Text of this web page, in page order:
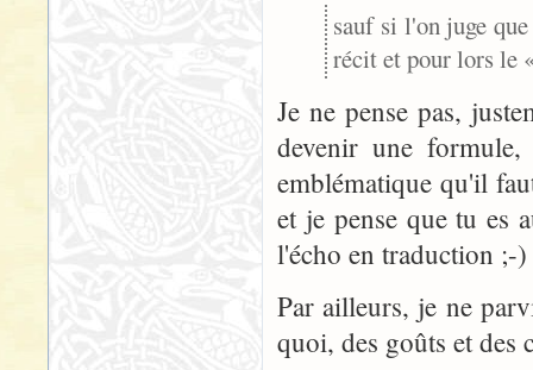
sauf si l'on juge
récit et pour lors le
Je ne pense pas,
devenir une
emblématique qu'il
et je pense que tu es
l'écho en traduction ;-)
Par ailleurs, je ne
quoi, des goûts et des